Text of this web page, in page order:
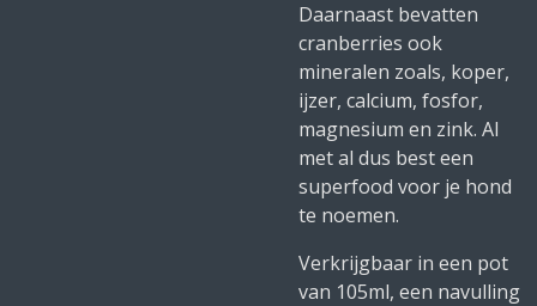
Daarnaast bevatten
cranberries ook
mineralen zoals, koper,
ijzer, calcium, fosfor,
magnesium en zink. Al
met al dus best een
superfood voor je hond
te noemen.
Verkrijgbaar in een pot
van 105ml, een navulling